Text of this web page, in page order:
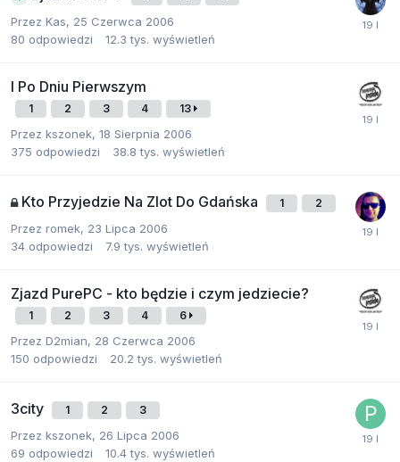
Przez Kas, 25 Czerwca 2006
80 odpowiedzi 12.3 tys. wyświetleń
I Po Dniu Pierwszym
1 2 3 4 13
Przez kszonek, 18 Sierpnia 2006
375 odpowiedzi 38.8 tys. wyświetleń
Kto Przyjedzie Na Zlot Do Gdańska 1 2
Przez romek, 23 Lipca 2006
34 odpowiedzi 7.9 tys. wyświetleń
Zjazd PurePC - kto będzie i czym jedziecie?
1 2 3 4 6
Przez D2mian, 28 Czerwca 2006
150 odpowiedzi 20.2 tys. wyświetleń
3city 1 2 3
Przez kszonek, 26 Lipca 2006
69 odpowiedzi 10.4 tys. wyświetleń